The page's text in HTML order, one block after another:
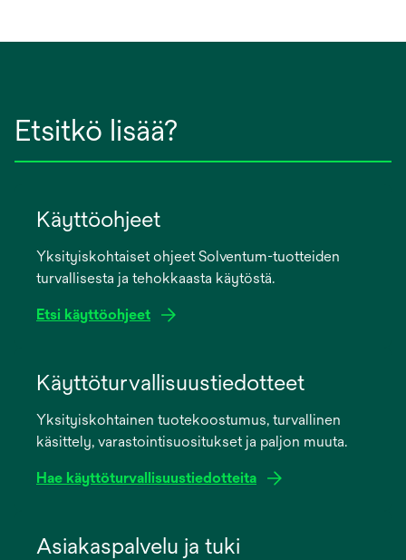
Etsitkö lisää?
Käyttöohjeet
Yksityiskohtaiset ohjeet Solventum-tuotteiden
turvallisesta ja tehokkaasta käytöstä.
Etsi käyttöohjeet
new
Käyttöturvallisuustiedotteet
Yksityiskohtainen tuotekoostumus, turvallinen
käsittely, varastointisuositukset ja paljon muuta.
Hae käyttöturvallisuustiedotteita
Asiakaspalvelu ja tuki